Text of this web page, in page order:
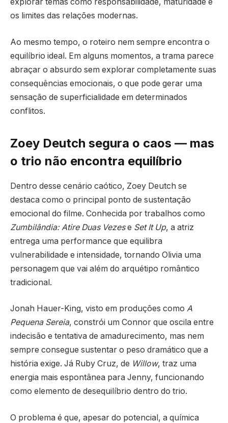
os limites das relações modernas.
Ao mesmo tempo, o roteiro nem sempre encontra o
equilíbrio ideal. Em alguns momentos, a trama parece
abraçar o absurdo sem explorar completamente suas
consequências emocionais, o que pode gerar uma
sensação de superficialidade em determinados
conflitos.
Zoey Deutch segura o caos — mas
o trio não encontra equilíbrio
Dentro desse cenário caótico, Zoey Deutch se
destaca como o principal ponto de sustentação
emocional do filme. Conhecida por trabalhos como
Zumbilândia: Atire Duas Vezese Set It Up, a atriz
entrega uma performance que equilibra
vulnerabilidade e intensidade, tornando Olivia uma
personagem que vai além do arquétipo romântico
tradicional.
Jonah Hauer-King, visto em produções como A
Pequena Sereia, constrói um Connor que oscila entre
indecisão e tentativa de amadurecimento, mas nem
sempre consegue sustentar o peso dramático que a
história exige. Já Ruby Cruz, de Willow, traz uma
energia mais espontânea para Jenny, funcionando
como elemento de desequilíbrio dentro do trio.
O problema é que, apesar do potencial, a química